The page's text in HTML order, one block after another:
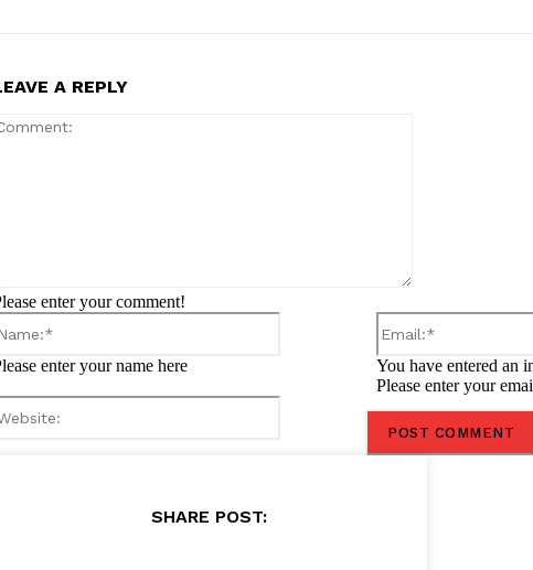
A REPLY
enter your comment!
enter your name here
You have entered an
Please enter your
SHARE POST: